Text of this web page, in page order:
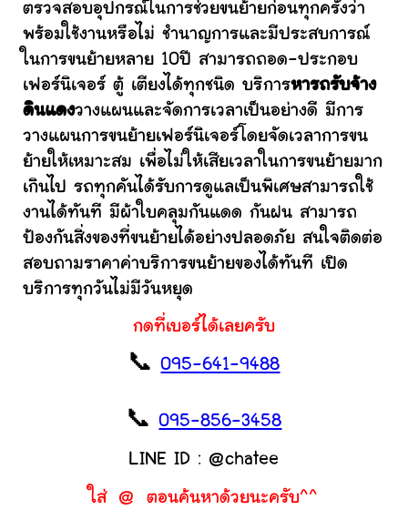
ตรวจสอบอุปกรณ์ในการช่วยขนย้ายก่อนทุกครั้งว่า
พร้อมใช้งานหรือไม่ ชำนาญการและมีประสบการณ์
ในการขนย้ายหลาย 10ปี สามารถถอด-ประกอบ
เฟอร์นิเจอร์ ตู้ เตียงได้ทุกชนิด บริการหารถรับจ้าง
ดินแดงวางแผนและจัดการเวลาเป็นอย่างดี มีการ
วางแผนการขนย้ายเฟอร์นิเจอร์โดยจัดเวลาการขน
ย้ายให้เหมาะสม เพื่อไม่ให้เสียเวลาในการขนย้ายมาก
เกินไป รถทุกคันได้รับการดูแลเป็นพิเศษสามารถใช้
งานได้ทันที มีผ้าใบคลุมกันแดด กันฝน สามารถ
ป้องกันสิ่งของที่ขนย้ายได้อย่างปลอดภัย สนใจติดต่อ
สอบถามราคาค่าบริการขนย้ายของได้ทันที เปิด
บริการทุกวันไม่มีวันหยุด
กดที่เบอร์ได้เลยครับ
📞095-641-9488
📞095-856-3458
LINE ID : @chatee
ใส่ @ ตอนค้นหาด้วยนะครับ^^